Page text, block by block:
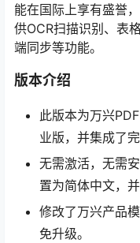
能在国际上享有盛誉
供OCR扫描识别、表
端同步等功能。
版本介绍
此版本为万兴
业版，并集成了
无需激活，无需
置为简体中文，
修改了万兴产品
免升级。